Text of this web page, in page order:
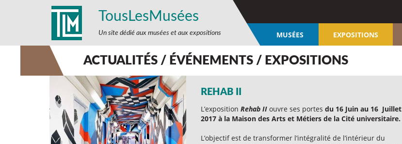
TousLesMusées
Un site dédié aux musées et aux expositions MUSÉES EXPOSITIONS
ACTUALITÉS / ÉVÉNEMENTS / EXPOSITIONS
REHAB II
L’exposition Rehab II ouvre ses portes du 16 Juin au 16 Juillet
2017 à la Maison des Arts et Métiers de la Cité universitaire.
L’objectif est de transformer l’intégralité de l’intérieur du